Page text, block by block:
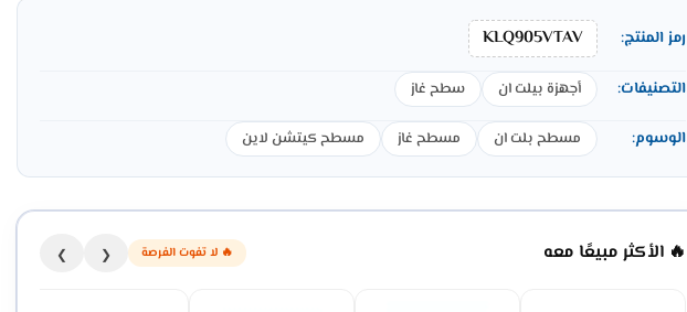
رمز المنتج: KLQ905VTAV
التصنيفات: أجهزة بيلت ان سطح غاز
الوسوم: مسطح بلت ان مسطح غاز مسطح كيتشن لاين
🔥 الأكثر مبيعًا معه 🔥 لا تفوت الفرصة ❮
❯